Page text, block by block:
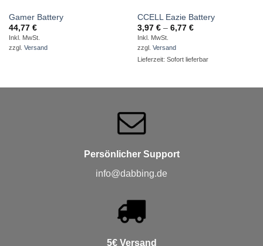
Gamer Battery
44,77 €
Inkl. MwSt.
zzgl. Versand
CCELL Eazie Battery
3,97 € – 6,77 €Preisspanne:
Inkl. MwSt.
zzgl. Versand
Lieferzeit: Sofort lieferbar
Persönlicher Support
info@dabbing.de
5€ Versand